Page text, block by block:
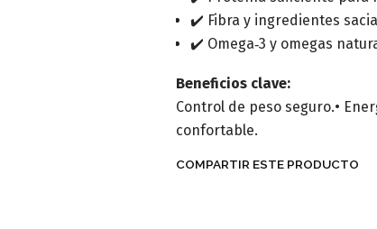
✔️ Fibra y ingredientes
✔️ Omega‑3 y omegas
Beneficios clave:
Control de peso seguro.•
confortable.
COMPARTIR ESTE PRODUCTO